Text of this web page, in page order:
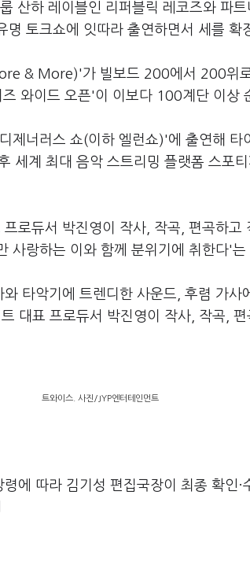
산하 레이블인 리퍼블릭 레코즈와 파트
토크쇼에 잇따라 출연하면서 세를 확
& More)'가 빌보드 200에서 200위
와이드 오픈'이 이보다 100계단 이상
제너러스 쇼(이하 엘런쇼)'에 출연해
세계 최대 음악 스트리밍 플랫폼 스포
로듀서 박진영이 작사, 작곡, 편곡하고
사랑하는 이와 함께 분위기에 취한다'는
타악기에 트렌디한 사운드, 후렴 가사
대표 프로듀서 박진영이 작사, 작곡,
트와이스. 사진/JYP엔터테인먼트
에 따라 김기성 편집국장이 최종 확인·